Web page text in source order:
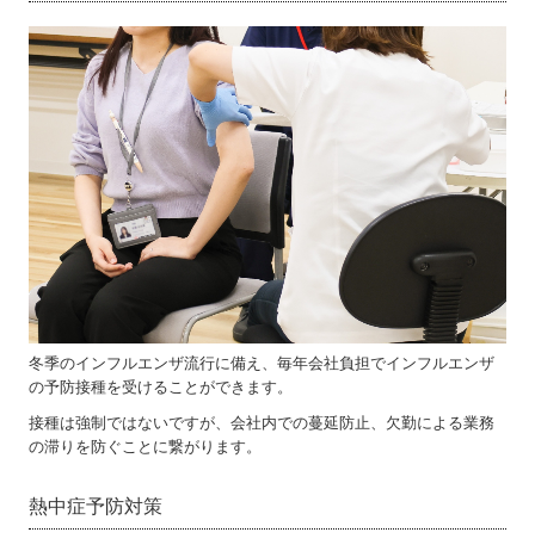
冬季のインフルエンザ流行に備え、毎年会社負担でインフルエンザ
の予防接種を受けることができます。
接種は強制ではないですが、会社内での蔓延防止、欠勤による業務
の滞りを防ぐことに繋がります。
熱中症予防対策